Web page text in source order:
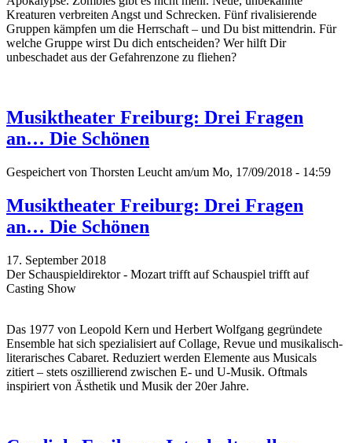
Kreaturen verbreiten Angst und Schrecken. Fünf rivalisierende
Gruppen kämpfen um die Herrschaft – und Du bist mittendrin. Für
welche Gruppe wirst Du dich entscheiden? Wer hilft Dir
unbeschadet aus der Gefahrenzone zu fliehen?
Musiktheater Freiburg: Drei Fragen
an… Die Schönen
Gespeichert von Thorsten Leucht am/um Mo, 17/09/2018 - 14:59
Musiktheater Freiburg: Drei Fragen
an… Die Schönen
17. September 2018
Der Schauspieldirektor - Mozart trifft auf Schauspiel trifft auf
Casting Show
Das 1977 von Leopold Kern und Herbert Wolfgang gegründete
Ensemble hat sich spezialisiert auf Collage, Revue und musikalisch-
literarisches Cabaret. Reduziert werden Elemente aus Musicals
zitiert – stets oszillierend zwischen E- und U-Musik. Oftmals
inspiriert von Ästhetik und Musik der 20er Jahre.